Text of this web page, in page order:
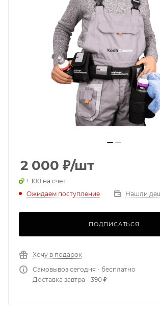
2 000 ₽/шт
+ 100 на счет
Ожидаем поступление
Нашли
ПОДПИСАТЬСЯ
Хочу в подарок
Самовывоз сегодня - бесплатно
Доставка завтра - 390 ₽